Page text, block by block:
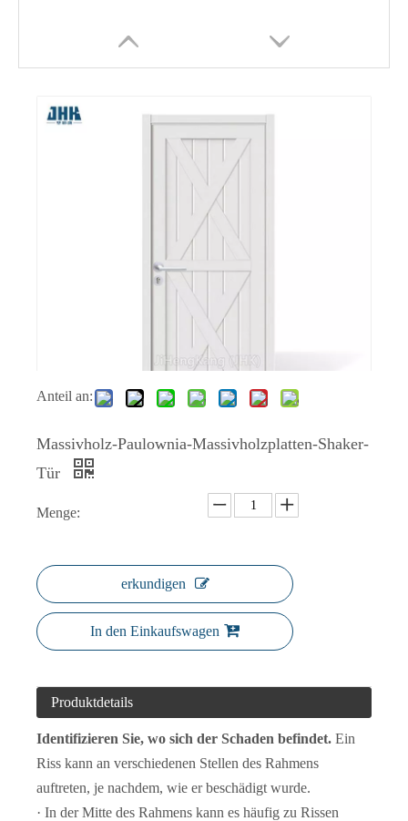
Unterste weiße Holzinnenseite, weiß grundierte Schütteltür
Anteil an:
Massivholz-Paulownia-Massivholzplatten-Shaker-
Tür
Menge:
erkundigen
In den Einkaufswagen
Produktdetails
Identifizieren Sie, wo sich der Schaden befindet. Ein
Riss kann an verschiedenen Stellen des Rahmens
auftreten, je nachdem, wie er beschädigt wurde.
· In der Mitte des Rahmens kann es häufig zu Rissen